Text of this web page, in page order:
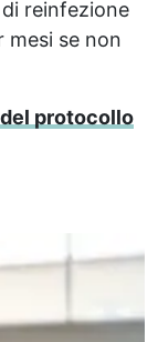
reinfezione
mesi se non
protocollo